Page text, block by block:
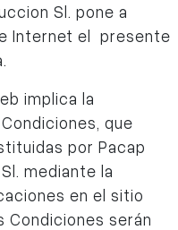
Sl. pone a
Internet el presente
implica la
que
por Pacap
mediante la
en el sitio
Condiciones serán